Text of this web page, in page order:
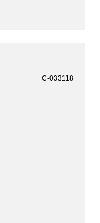
C-033118